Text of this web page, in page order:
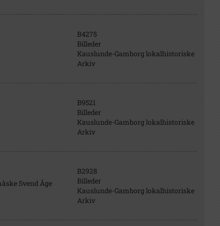
B4275
Billeder
Kauslunde-Gamborg lokalhistoriske
Arkiv
B9521
Billeder
Kauslunde-Gamborg lokalhistoriske
Arkiv
Svend Åge
B2928
Billeder
Kauslunde-Gamborg lokalhistoriske
Arkiv